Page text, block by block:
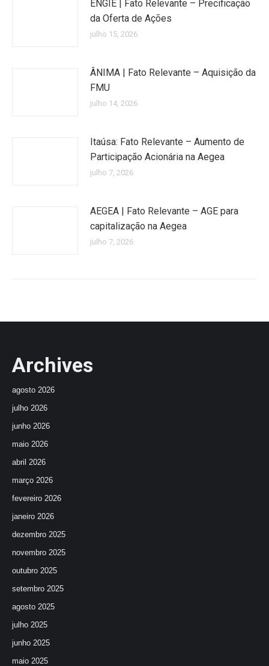
ENGIE | Fato Relevante – Precificação
da Oferta de Ações
julho 15, 2026
ÂNIMA | Fato Relevante – Aquisição da
FMU
julho 14, 2026
Itaúsa: Fato Relevante – Aumento de
Participação Acionária na Aegea
julho 7, 2026
AEGEA | Fato Relevante – AGE para
capitalização na Aegea
julho 7, 2026
Archives
agosto 2026
julho 2026
junho 2026
maio 2026
abril 2026
março 2026
fevereiro 2026
janeiro 2026
dezembro 2025
novembro 2025
outubro 2025
setembro 2025
agosto 2025
julho 2025
junho 2025
maio 2025